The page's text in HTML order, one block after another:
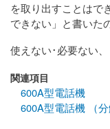
を取り出すことはで
できない」と書いた
使えない･必要ない
関連項目
600A型電話機
600A型電話機 （分